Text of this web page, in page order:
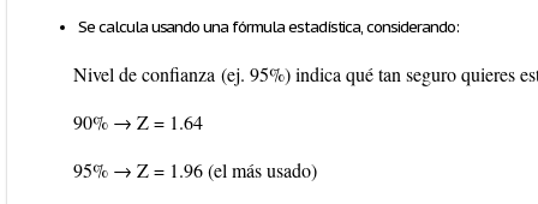
Se calcula usando una fórmula estadística, considerando:
Nivel de confianza (ej. 95%) indica qué tan seguro quieres
90% → Z = 1.64
95% → Z = 1.96 (el más usado)